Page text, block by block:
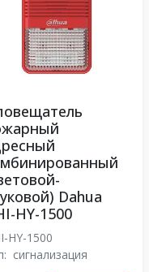
Dahua
HY-1500
HY-1500
сигнализация